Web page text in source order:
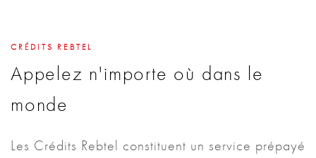
CRÉDITS REBTEL
Appelez n'importe où dans le
monde
Les Crédits Rebtel constituent un service prépayé